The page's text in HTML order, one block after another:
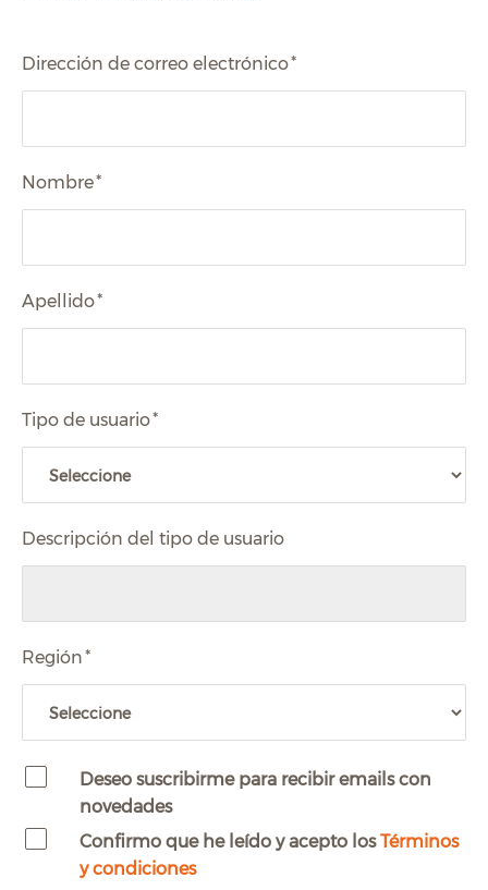
Dirección de correo electrónico*
Nombre*
Apellido*
Tipo de usuario*
Descripción del tipo de usuario
Región*
Deseo suscribirme para recibir emails con
novedades
Confirmo que he leído y acepto losTérminos
y condiciones